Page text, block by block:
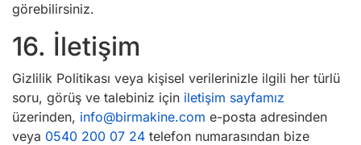
görebilirsiniz.
16. İletişim
Gizlilik Politikası veya kişisel verilerinizle ilgili her türlü
soru, görüş ve talebiniz için iletişim sayfamız
üzerinden, info@birmakine.com e-posta adresinden
veya 0540 200 07 24 telefon numarasından bize